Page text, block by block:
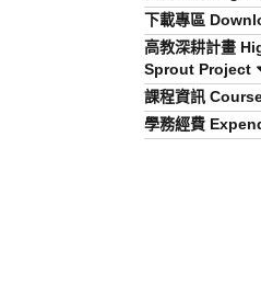
下載專區
高教深耕計畫
Sprout Project
課程資訊
學務經費